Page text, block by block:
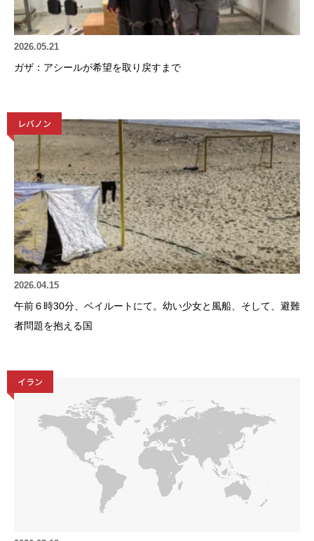
2026.05.21
ガザ：アシールが希望を取り戻すまで
レバノン
2026.04.15
午前６時30分、ベイルートにて。幼い少女と風船、そして、避難
者問題を抱える国
イラン